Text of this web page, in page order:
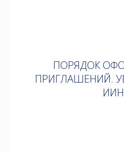
ПОРЯДОК
ПРИГЛАШЕНИЙ.
ИИН